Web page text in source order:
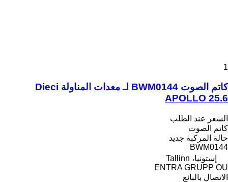
1
كاتم الصوت BWM0144 لـ معدات المناولة Dieci
APOLLO 25.6
السعر عند الطلب
كاتم الصوت
حالة المركبة جديد
BWM0144
إستونيا، Tallinn
ENTRA GRUPP OU
الاتصال بالبائع